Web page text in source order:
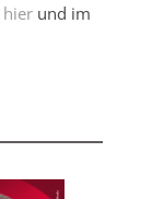
hierund im